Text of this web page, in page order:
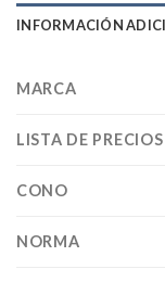
INFORMACIÓN
MARCA
LISTA DE PRECIOS
CONO
NORMA